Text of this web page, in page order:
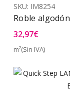
SKU: IM8254
Roble algodón
32,97€
m²(Sin IVA)